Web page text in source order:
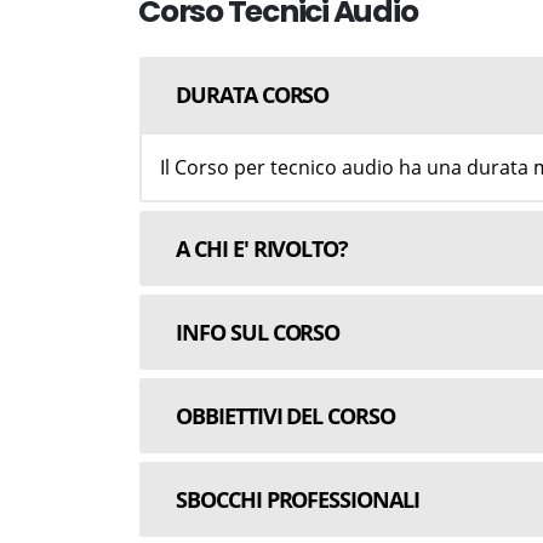
Corso Tecnici Audio
DURATA CORSO
Il Corso per tecnico audio ha una durata
A CHI E' RIVOLTO?
INFO SUL CORSO
OBBIETTIVI DEL CORSO
SBOCCHI PROFESSIONALI